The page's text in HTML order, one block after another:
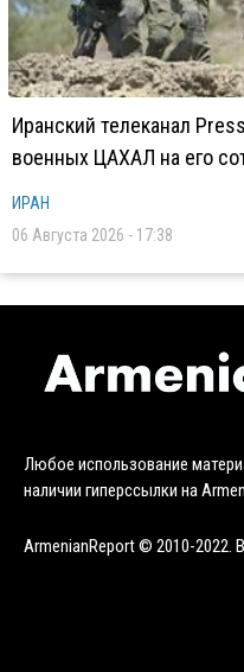
Иранский телеканал
военных ЦАХАЛ на его
ИРАН
06 Августа 2026 - 17:38
Любое использование
наличии гиперссылки на
ArmenianReport © 2010-2022.